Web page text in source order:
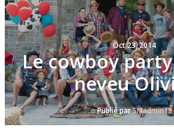
Oct 23, 2014
Le cowboy
neveu
Publié parSMadmin19